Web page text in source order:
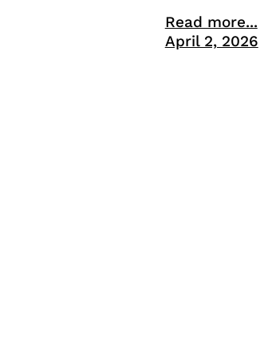
Read more...
April 2, 2026